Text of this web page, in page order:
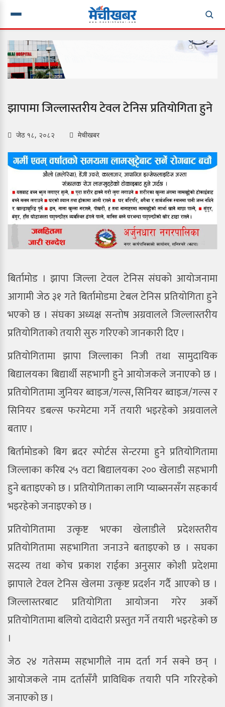
झापामा जिल्लास्तरीय टेवल टेनिस प्रतियाेगिता हुने
जेठ १८, २०८२ मेचीखबर
बिर्तामाेड । झापा जिल्ला टेवल टेनिस संघकाे आयाेजनामा
आगामी जेठ ३१ गते बिर्तामाेडमा टेबल टेनिस प्रतियाेगिता हुने
भएकाे छ । संघका अध्यक्ष सन्ताेष अग्रवालले जिल्लास्तरीय
प्रतियाेगिताकाे तयारी सुरु गरिएकाे जानकारी दिए ।
प्रतियाेगितामा झापा जिल्लाका निजी तथा सामुदायिक
बिद्यालयका बिद्यार्थी सहभागी हुने आयाेजकले जनाएकाे छ ।
प्रतियाेगितामा जुनियर ब्वाइज/गल्स, सिनियर ब्वाइज/गल्स र
सिनियर डबल्स फरमेटमा गर्ने तयारी भइरहेकाे अग्रवालले
बताए ।
बिर्तामाेडकाे बिग ब्रदर स्पाेर्टस सेन्टरमा हुने प्रतियाेगितामा
जिल्लाका करिब २५ वटा बिद्यालयका २०० खेलाडी सहभागी
हुने बताइएकाे छ । प्रतियाेगिताका लागि प्याब्सनसँग सहकार्य
भइरहेकाे जनाइएकाे छ ।
प्रतियाेगितामा उत्कृष्ट भएका खेलाडीले प्रदेशस्तरीय
प्रतियाेगितामा सहभागिता जनाउने बताइएकाे छ । स‌घका
सदस्य तथा काेच प्रकाश राईका अनुसार काेशी प्रदेशमा
झापाले टेवल टेनिस खेलमा उत्कृष्ट प्रदर्शन गर्दै आएकाे छ ।
जिल्लास्तरबाट प्रतियाेगिता आयाेजना गरेर अर्काे
प्रतियाेगितामा बलियाे दावेदारी प्रस्तुत गर्ने तयारी भइरहेकाे छ
।
जेठ २४ गतेसम्म सहभागीले नाम दर्ता गर्न सक्ने छन् ।
आयाेजकले नाम दर्तासँगै प्राविधिक तयारी पनि गरिरहेकाे
जनाएकाे छ ।